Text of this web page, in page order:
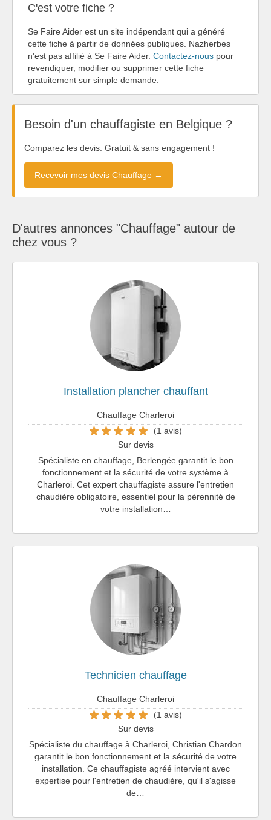
C'est votre fiche ?
Se Faire Aider est un site indépendant qui a généré
cette fiche à partir de données publiques. Nazherbes
n'est pas affilié à Se Faire Aider. Contactez-nous pour
revendiquer, modifier ou supprimer cette fiche
gratuitement sur simple demande.
Besoin d'un chauffagiste en Belgique ?
Comparez les devis. Gratuit & sans engagement !
Recevoir mes devis Chauffage →
D'autres annonces "Chauffage" autour de
chez vous ?
Installation plancher chauffant
Chauffage Charleroi
(1 avis)
Sur devis
Spécialiste en chauffage, Berlengée garantit le bon
fonctionnement et la sécurité de votre système à
Charleroi. Cet expert chauffagiste assure l'entretien
chaudière obligatoire, essentiel pour la pérennité de
votre installation…
Technicien chauffage
Chauffage Charleroi
(1 avis)
Sur devis
Spécialiste du chauffage à Charleroi, Christian Chardon
garantit le bon fonctionnement et la sécurité de votre
installation. Ce chauffagiste agréé intervient avec
expertise pour l'entretien de chaudière, qu'il s'agisse
de…